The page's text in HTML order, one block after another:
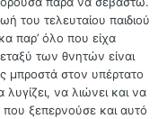
του τελευταίου παιδιού
παρ’ όλο που είχα
των θνητών είναι
μπροστά στον υπέρτατο
να λιώνει και να
ξεπερνούσε και αυτό